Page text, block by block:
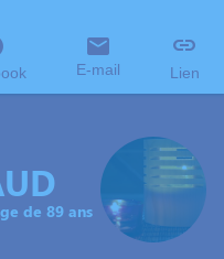
E-mail Lien
de 89 ans